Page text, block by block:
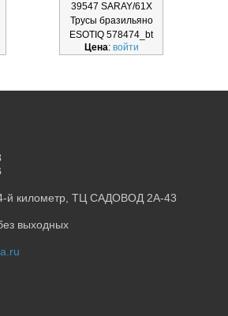
39547 SARAY/61X
Трусы бразильяно
ESOTIQ 578474_bt
Цена: войти
й километр, ТЦ САДОВОД 2А-43
выходных